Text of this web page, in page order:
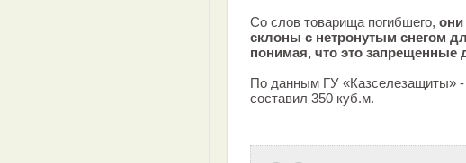
Со слов товарища погибшего, они
склоны с нетронутым снегом
понимая, что это запрещенные
По данным ГУ «Казселезащиты»
составил 350 куб.м.